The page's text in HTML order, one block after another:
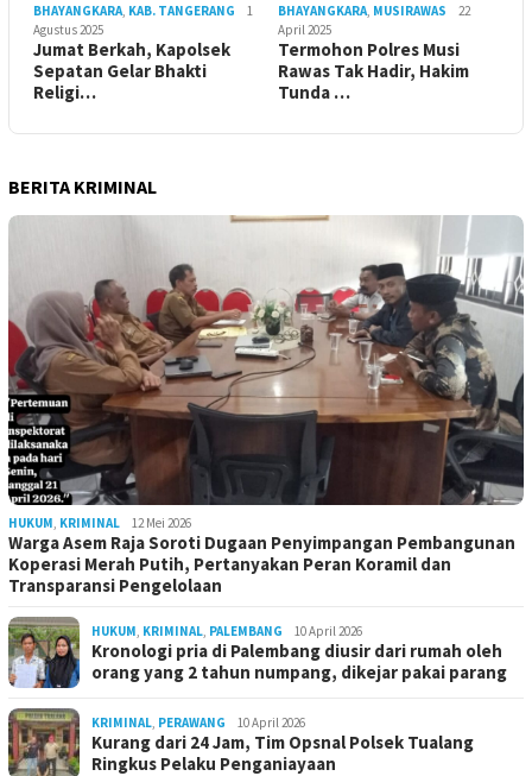
BHAYANGKARA, KAB. TANGERANG
1
Agustus 2025
Jumat Berkah, Kapolsek
Sepatan Gelar Bhakti
Religi…
BHAYANGKARA, MUSIRAWAS
22
April 2025
Termohon Polres Musi
Rawas Tak Hadir, Hakim
Tunda …
BERITA KRIMINAL
HUKUM, KRIMINAL 12 Mei 2026
Warga Asem Raja Soroti Dugaan Penyimpangan Pembangunan
Koperasi Merah Putih, Pertanyakan Peran Koramil dan
Transparansi Pengelolaan
HUKUM, KRIMINAL, PALEMBANG 10 April 2026
Kronologi pria di Palembang diusir dari rumah oleh
orang yang 2 tahun numpang, dikejar pakai parang
KRIMINAL, PERAWANG 10 April 2026
Kurang dari 24 Jam, Tim Opsnal Polsek Tualang
Ringkus Pelaku Penganiayaan